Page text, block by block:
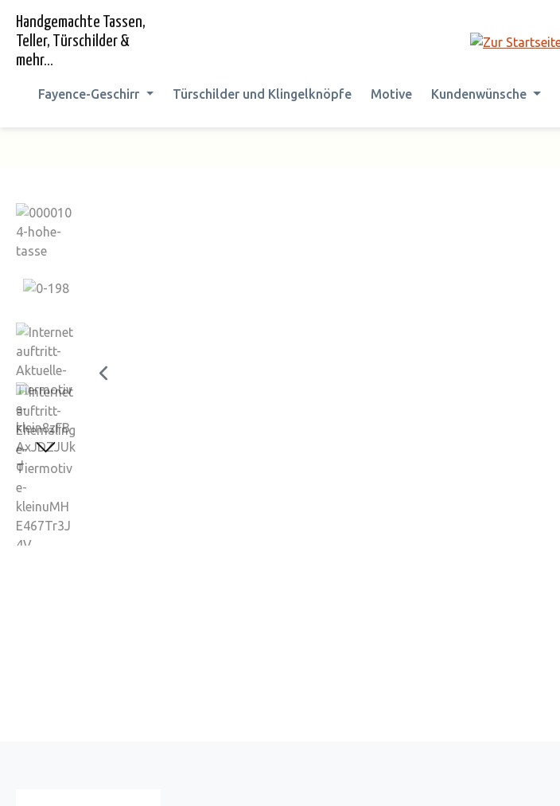
Zur Hauptnavigation springen
Handgemachte Tassen,
Teller, Türschilder &
mehr...
Fayence-Geschirr Türschilder und Klingelknöpfe Motive Kundenwünsche
Bildergalerie überspringen